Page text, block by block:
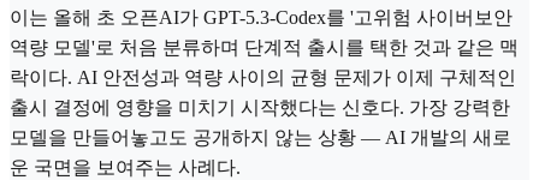
이는 올해 초 오픈AI가 GPT-5.3-Codex를 '고위험 사이버보안
역량 모델'로 처음 분류하며 단계적 출시를 택한 것과 같은 맥
락이다. AI 안전성과 역량 사이의 균형 문제가 이제 구체적인
출시 결정에 영향을 미치기 시작했다는 신호다. 가장 강력한
모델을 만들어놓고도 공개하지 않는 상황 — AI 개발의 새로
운 국면을 보여주는 사례다.